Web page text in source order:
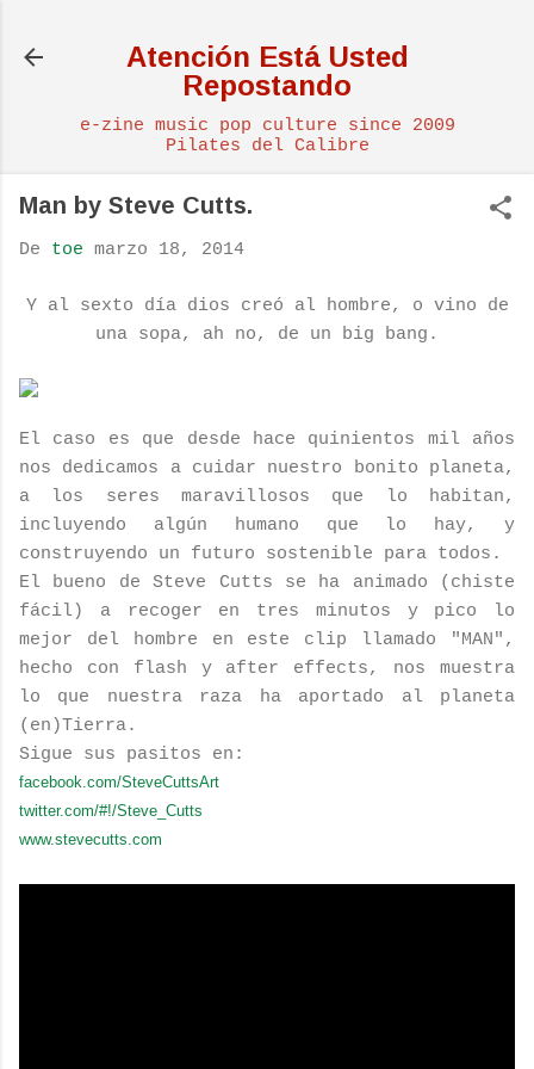
Atención Está Usted
Repostando
e-zine music pop culture since 2009
Pilates del Calibre
Man by Steve Cutts.
De toe marzo 18, 2014
Y al sexto día dios creó al hombre, o vino de
una sopa, ah no, de un big bang.
El caso es que desde hace quinientos mil años
nos dedicamos a cuidar nuestro bonito planeta,
a los seres maravillosos que lo habitan,
incluyendo algún humano que lo hay, y
construyendo un futuro sostenible para todos.
El bueno de Steve Cutts se ha animado (chiste
fácil) a recoger en tres minutos y pico lo
mejor del hombre en este clip llamado "MAN",
hecho con flash y after effects, nos muestra
lo que nuestra raza ha aportado al planeta
(en)Tierra.
Sigue sus pasitos en:
facebook.com/SteveCuttsArt
twitter.com/#!/Steve_Cutts
www.stevecutts.com